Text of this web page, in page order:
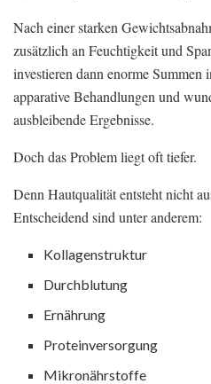
Nach einer starken
zusätzlich an Feuchtigkeit und
investieren dann enorme Summen
apparative Behandlungen und
ausbleibende Ergebnisse.
Doch das Problem liegt oft tiefer.
Denn Hautqualität entsteht nicht
Entscheidend sind unter anderem:
Kollagenstruktur
Durchblutung
Ernährung
Proteinversorgung
Mikronährstoffe